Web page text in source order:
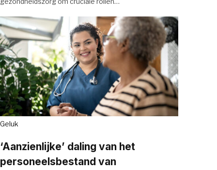
Geluk
‘Aanzienlijke’ daling van het
personeelsbestand van